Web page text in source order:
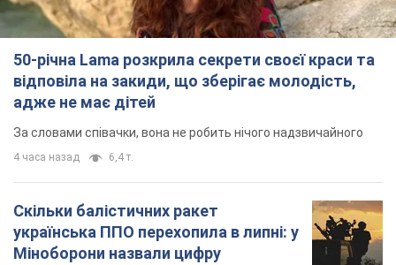
50-річна Lama розкрила секрети своєї краси та
відповіла на закиди, що зберігає молодість,
адже не має дітей
За словами співачки, вона не робить нічого надзвичайного
4 часа назад 6,4 т.
Скільки балістичних ракет
українська ППО перехопила в липні: у
Міноборони назвали цифру